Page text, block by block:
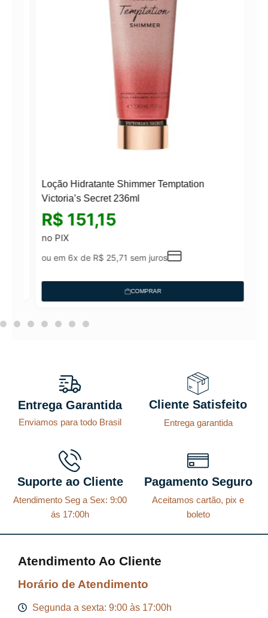
Loção Hidratante Shimmer Temptation
Victoria’s Secret 236ml
R$151,15
no PIX
ou em 6x deR$25,71sem juros
COMPRAR
Entrega Garantida
Enviamos para todo Brasil
Cliente Satisfeito
Entrega garantida
Suporte ao Cliente
Atendimento Seg a Sex: 9:00
ás 17:00h
Pagamento Seguro
Aceitamos cartão, pix e
boleto
Atendimento Ao Cliente
Horário de Atendimento
Segunda a sexta: 9:00 às 17:00h